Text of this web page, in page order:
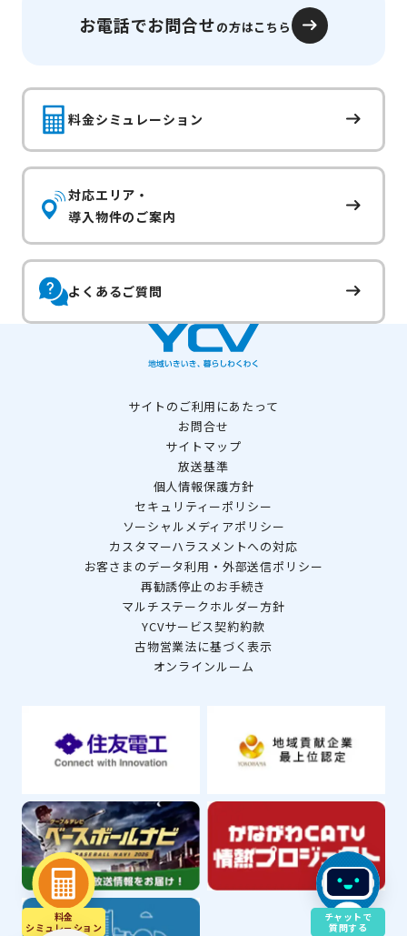
お電話でお問合せの方はこちら
料金シミュレーション
対応エリア・
導入物件のご案内
よくあるご質問
料金
シミュレ－ション
サイトのご利用にあたって
お問合せ
サイトマップ
放送基準
個人情報保護方針
セキュリティーポリシー
ソーシャルメディアポリシー
カスタマーハラスメントへの対応
お客さまのデータ利用・外部送信ポリシー
再勧誘停止のお手続き
マルチステークホルダー方針
YCVサービス契約約款
古物営業法に基づく表示
オンラインルーム
チャットで
質問する